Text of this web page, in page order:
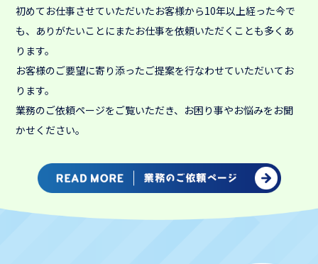
初めてお仕事させていただいたお客様から10年以上経った今で
も、ありがたいことにまたお仕事を依頼いただくことも多くあ
ります。
お客様のご要望に寄り添ったご提案を行なわせていただいてお
ります。
業務のご依頼ページをご覧いただき、お困り事やお悩みをお聞
かせください。